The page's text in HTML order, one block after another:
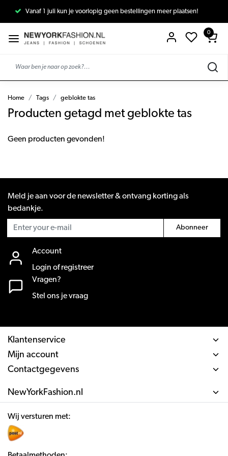
Vanaf 1 juli kun je voorlopig geen bestellingen meer plaatsen!
0
Home Tags geblokte tas
Producten getagd met geblokte tas
Geen producten gevonden!
Meld je aan voor de newsletter & ontvang korting als
bedankje.
Abonneer
Account
Login of registreer
Vragen?
Stel ons je vraag
Klantenservice
Mijn account
Contactgegevens
NewYorkFashion.nl
Wij versturen met: